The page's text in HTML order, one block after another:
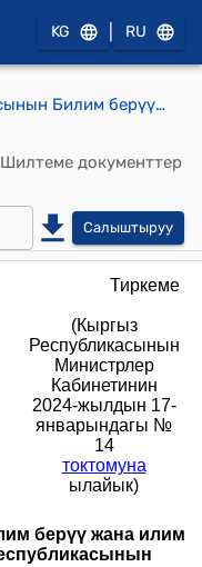
KG RU
Кыргыз Республикасынын Билим берүү жана илим министрлигинен Кыргыз Республикасынын Маданият, маалымат, спорт жана жаштар саясаты министрлигине караштуу Дене тарбия жана спорт департаментинин карамагына өткөрүлүп берилүүчү мектептен тышкаркы кошумча билим берүүнүн спорттук уюмдарынын тизмеги (Кыргыз Республикасынын Министрлер Кабинетинин 2024-жылдын 17-январындагы № 14 токтомуна ылайык)
Шилтеме документтер
Салыштыруу